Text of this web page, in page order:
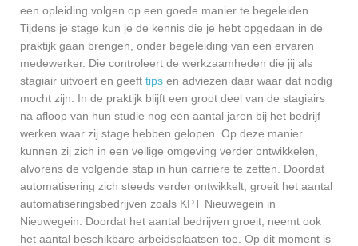
een opleiding volgen op een goede manier te begeleiden.
Tijdens je stage kun je de kennis die je hebt opgedaan in de
praktijk gaan brengen, onder begeleiding van een ervaren
medewerker. Die controleert de werkzaamheden die jij als
stagiair uitvoert en geeft tips en adviezen daar waar dat nodig
mocht zijn. In de praktijk blijft een groot deel van de stagiairs
na afloop van hun studie nog een aantal jaren bij het bedrijf
werken waar zij stage hebben gelopen. Op deze manier
kunnen zij zich in een veilige omgeving verder ontwikkelen,
alvorens de volgende stap in hun carrière te zetten. Doordat
automatisering zich steeds verder ontwikkelt, groeit het aantal
automatiseringsbedrijven zoals KPT Nieuwegein in
Nieuwegein. Doordat het aantal bedrijven groeit, neemt ook
het aantal beschikbare arbeidsplaatsen toe. Op dit moment is